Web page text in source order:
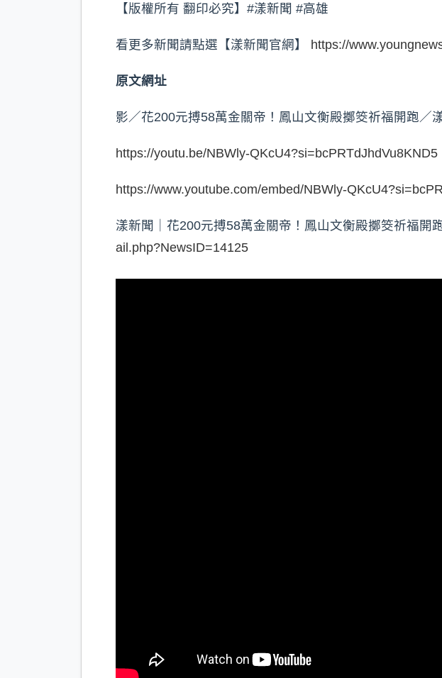
【版權所有 翻印必究】#漾新聞 #高雄
看更多新聞請點選【漾新聞官網】 https://
原文網址
影／花200元搏58萬金關帝！鳳山文衡殿擲筊祈福開跑／
https://youtu.be/NBWly-QKcU4?si=bcPRTdJhdVu8KND5
https://www.youtube.com/embed/NBWly-
漾新聞｜花200元搏58萬金關帝！鳳山文衡殿擲筊祈福
ail.php?NewsID=14125